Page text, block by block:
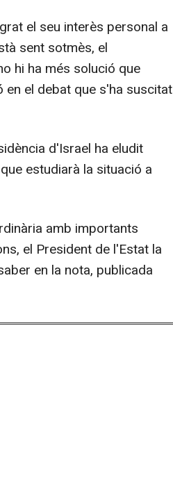
el seu interès personal a
sent sotmès, el
hi ha més solució que
el debat que s'ha suscitat
d'Israel ha eludit
estudiarà la situació a
amb importants
el President de l'Estat la
en la nota, publicada